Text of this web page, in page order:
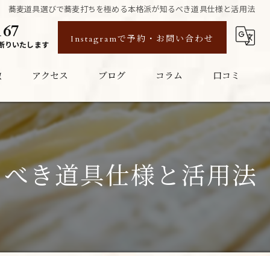
蕎麦道具選びで蕎麦打ちを極める本格派が知るべき道具仕様と活用法
りいたします Instagramで予約・お問い合わせ
アクセス ブログ コラム 口コミ
き道具仕様と活用法